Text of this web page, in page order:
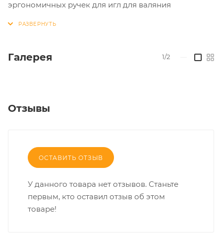
эргономичных ручек для игл для валяния
Галерея 1/2
Отзывы
ОСТАВИТЬ ОТЗЫВ
У данного товара нет отзывов. Станьте
первым, кто оставил отзыв об этом
товаре!